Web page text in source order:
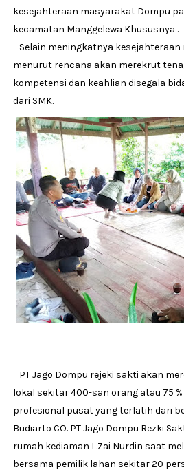
kesejahteraan masyarakat Dompu
kecamatan Manggelewa Khususnya .
Selain meningkatnya
menurut rencana akan merekrut
kompetensi dan keahlian disegala
dari SMK.
PT Jago Dompu rejeki sakti akan
lokal sekitar 400-san orang atau 75
profesional pusat yang terlatih dari
Budiarto CO. PT Jago Dompu Rezki
rumah kediaman L.Zai Nurdin saat
bersama pemilik lahan sekitar 20